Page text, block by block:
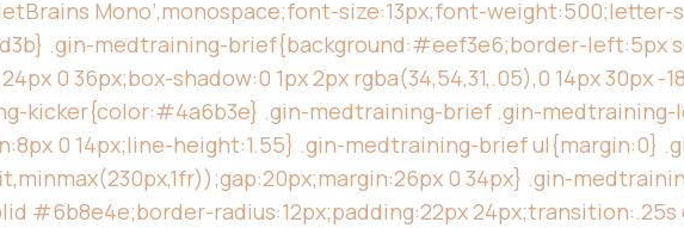
Mono’,monospace;font-size:13px;font-weight:500;letter-
.gin-medtraining-brief{background:#eef3e6;border-left:5px
0 36px;box-shadow:0 1px 2px rgba(34,54,31,.05),0 14px 30px -
kicker{color:#4a6b3e} .gin-medtraining-brief .gin-
0 14px;line-height:1.55} .gin-medtraining-brief ul{margin:0}
0 34px} .gin-
#6b8e4e;border-radius:12px;padding:22px 24px;transition:.25s